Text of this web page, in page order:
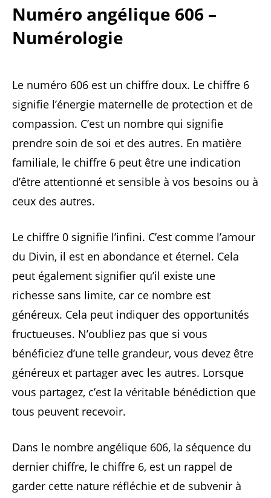
Numéro angélique 606 –
Numérologie
Le numéro 606 est un chiffre doux. Le chiffre 6
signifie l’énergie maternelle de protection et de
compassion. C’est un nombre qui signifie
prendre soin de soi et des autres. En matière
familiale, le chiffre 6 peut être une indication
d’être attentionné et sensible à vos besoins ou à
ceux des autres.
Le chiffre 0 signifie l’infini. C’est comme l’amour
du Divin, il est en abondance et éternel. Cela
peut également signifier qu’il existe une
richesse sans limite, car ce nombre est
généreux. Cela peut indiquer des opportunités
fructueuses. N’oubliez pas que si vous
bénéficiez d’une telle grandeur, vous devez être
généreux et partager avec les autres. Lorsque
vous partagez, c’est la véritable bénédiction que
tous peuvent recevoir.
Dans le nombre angélique 606, la séquence du
dernier chiffre, le chiffre 6, est un rappel de
garder cette nature réfléchie et de subvenir à